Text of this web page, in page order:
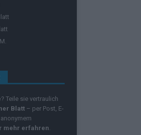
? Teile sie vertraulich
Blatt – per Post, E-
mehr erfahren